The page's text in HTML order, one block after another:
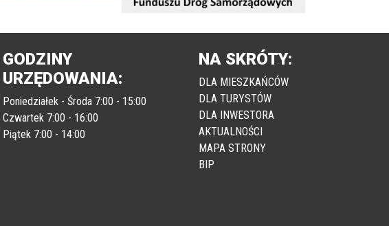
GODZINY
URZĘDOWANIA:
Poniedziałek - Środa 7:00 - 15:00
Czwartek 7:00 - 16:00
Piątek 7:00 - 14:00
NA SKRÓTY:
DLA MIESZKAŃCÓW
DLA TURYSTÓW
DLA INWESTORA
AKTUALNOŚCI
MAPA STRONY
BIP